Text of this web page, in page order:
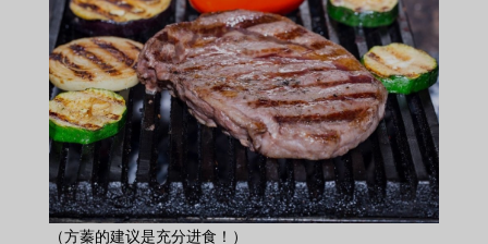
（方蓁的建议是充分进食！）